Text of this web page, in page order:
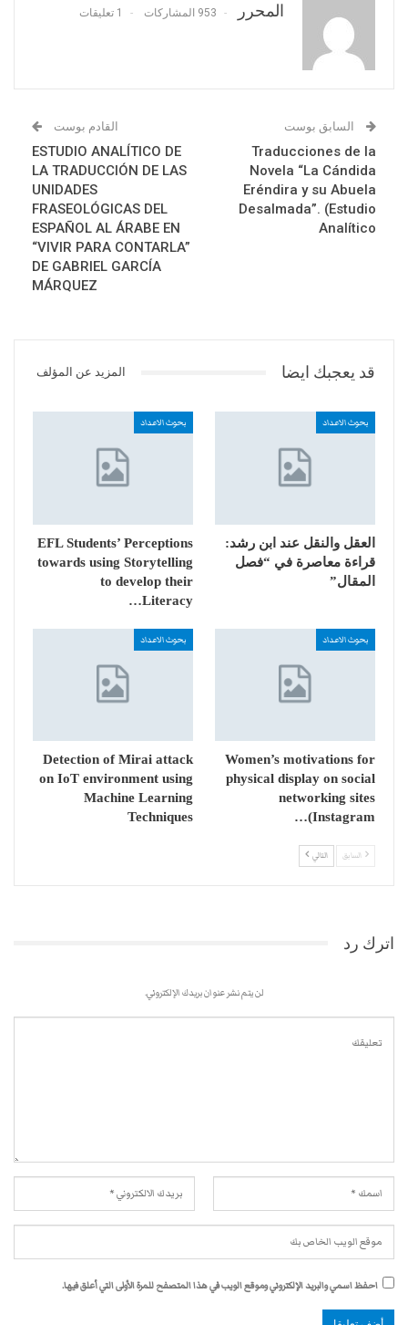
المحرر 953 المشاركات 1 تعليقات
السابق بوست
Traducciones de la
Novela “La Cándida
Eréndira y su Abuela
Desalmada”. (Estudio
Analítico
القادم بوست
ESTUDIO ANALÍTICO DE
LA TRADUCCIÓN DE LAS
UNIDADES
FRASEOLÓGICAS DEL
ESPAÑOL AL ÁRABE EN
“VIVIR PARA CONTARLA”
DE GABRIEL GARCÍA
MÁRQUEZ
قد يعجبك ايضا المزيد عن المؤلف
بحوث الاعداد
العقل والنقل عند ابن رشد:
قراءة معاصرة في “فصل
المقال”
بحوث الاعداد
EFL Students’ Perceptions
towards using Storytelling
to develop their
Literacy…
بحوث الاعداد
Women’s motivations for
physical display on social
networking sites
(Instagram…
بحوث الاعداد
Detection of Mirai attack
on IoT environment using
Machine Learning
Techniques
السابق التالي
اترك رد
لن يتم نشر عنوان بريدك الإلكتروني.
احفظ اسمي والبريد الإلكتروني وموقع الويب في هذا المتصفح للمرة الأولى التي أعلق فيها.